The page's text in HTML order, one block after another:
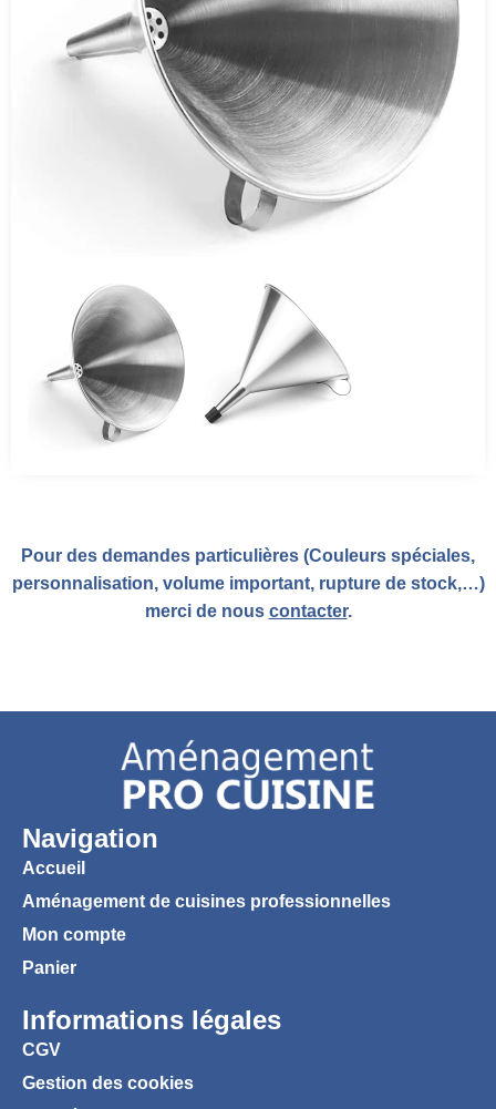
Pour des demandes particulières (Couleurs spéciales,
personnalisation, volume important, rupture de stock,…)
merci de nous contacter.
Navigation
Accueil
Aménagement de cuisines professionnelles
Mon compte
Panier
Informations légales
CGV
Gestion des cookies